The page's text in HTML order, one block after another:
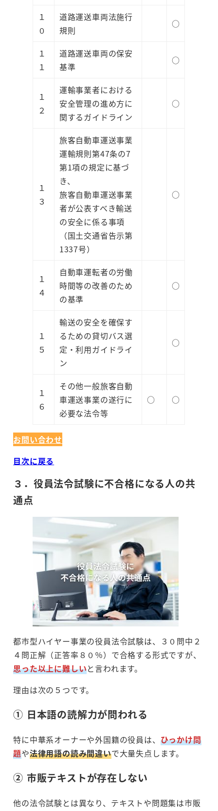
１
０
道路運送車両法施行
規則
○
１
１
道路運送車両の保安
基準
○
１
２
運輸事業者における
安全管理の進め方に
関するガイドライン
○
１
３
旅客自動車運送事業
運輸規則第47条の7
第1項の規定に基づ
き、
旅客自動車運送事業
者が公表すべき輸送
の安全に係る事項
（国土交通省告示第
1337号）
○
１
４
自動車運転者の労働
時間等の改善のため
の基準
○
１
５
輸送の安全を確保す
るための貸切バス選
定・利用ガイドライ
ン
○
１
６
その他一般旅客自動
車運送事業の遂行に
必要な法令等
○ ○
お問い合わせ
目次に戻る
３．役員法令試験に不合格になる人の共
通点
都市型ハイヤー事業の役員法令試験は、３０問中２
４問正解（正答率８０％）で合格する形式ですが、
思った以上に難しいと言われます。
理由は次の５つです。
① 日本語の読解力が問われる
特に中華系オーナーや外国籍の役員は、 ひっかけ問
題や法律用語の読み間違いで大量失点します。
② 市販テキストが存在しない
他の法令試験とは異なり、テキストや問題集は市販